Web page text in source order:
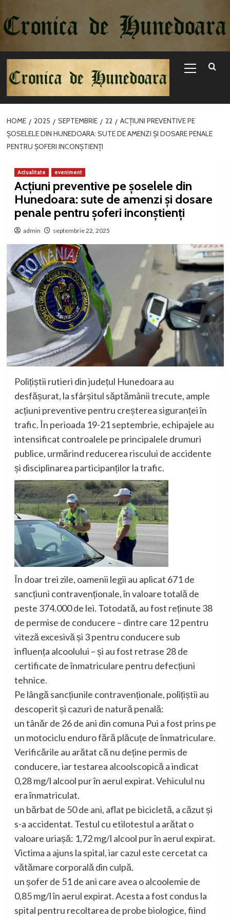
la
conținut
Menu
HOME 2025 SEPTEMBRIE 22
ACȚIUNI PREVENTIVE PE
ȘOSELELE DIN HUNEDOARA: SUTE DE AMENZI ȘI DOSARE PENALE
PENTRU ȘOFERI INCONȘTIENȚI
Actualitate eveniment
Acțiuni preventive pe șoselele din
Hunedoara: sute de amenzi și dosare
penale pentru șoferi inconștienți
admin septembrie 22, 2025
Polițiștii rutieri din județul Hunedoara au
desfășurat, la sfârșitul săptămânii trecute, ample
acțiuni preventive pentru creșterea siguranței în
trafic. În perioada 19-21 septembrie, echipajele au
intensificat controalele pe principalele drumuri
publice, urmărind reducerea riscului de accidente
și disciplinarea participanților la trafic.
În doar trei zile, oamenii legii au aplicat 671 de
sancțiuni contravenționale, în valoare totală de
peste 374.000 de lei. Totodată, au fost reținute 38
de permise de conducere – dintre care 12 pentru
viteză excesivă și 3 pentru conducere sub
influența alcoolului – și au fost retrase 28 de
certificate de înmatriculare pentru defecțiuni
tehnice.
Pe lângă sancțiunile contravenționale, polițiștii au
descoperit și cazuri de natură penală:
un tânăr de 26 de ani din comuna Pui a fost prins pe
un motociclu enduro fără plăcuțe de înmatriculare.
Verificările au arătat că nu deține permis de
conducere, iar testarea alcoolscopică a indicat
0,28 mg/l alcool pur în aerul expirat. Vehiculul nu
era înmatriculat.
un bărbat de 50 de ani, aflat pe bicicletă, a căzut și
s-a accidentat. Testul cu etilotestul a arătat o
valoare uriașă: 1,72 mg/l alcool pur în aerul expirat.
Victima a ajuns la spital, iar cazul este cercetat ca
vătămare corporală din culpă.
un șofer de 51 de ani care avea o alcoolemie de
0,85 mg/l în aerul expirat. Acesta a fost condus la
spital pentru recoltarea de probe biologice, fiind